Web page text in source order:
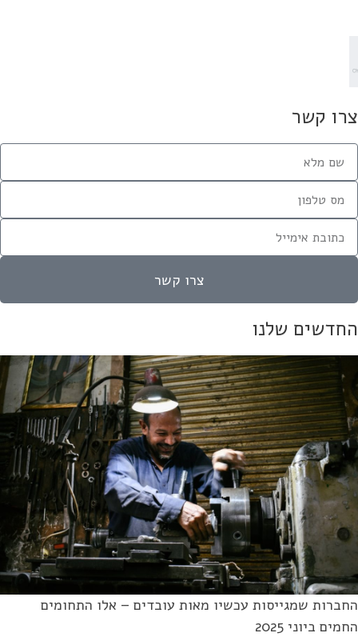
25 בנובמבר 2018
שלנו
שמגייסות עכשיו מאות עובדים – אלו התחומים
ביוני 2025
קשר
צרו קשר